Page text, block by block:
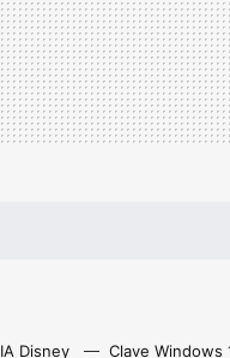
IA Disney Clave Windows